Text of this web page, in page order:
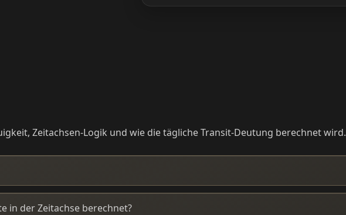
Zeitachsen-Logik und wie die tägliche Transit-Deutung berechnet wird.
in der Zeitachse berechnet?